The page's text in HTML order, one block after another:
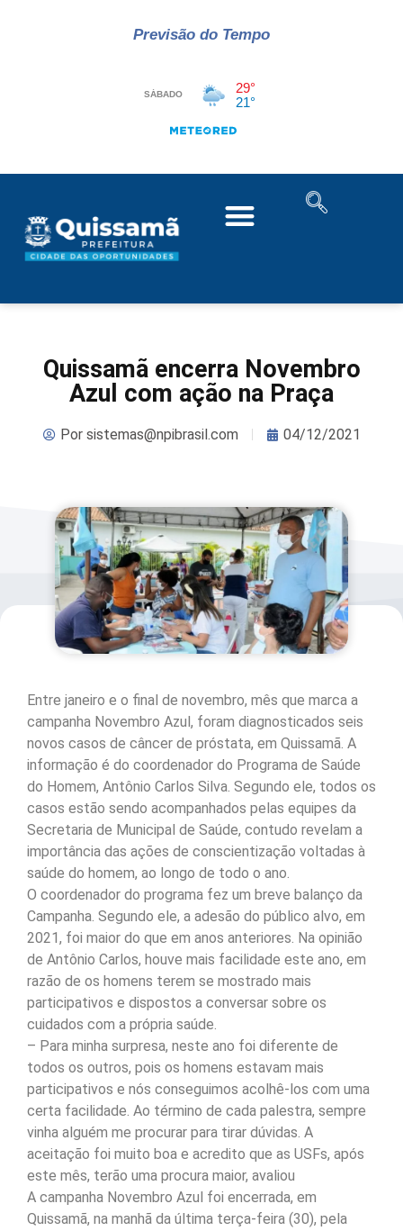
Previsão do Tempo
Quissamã encerra Novembro
Azul com ação na Praça
Porsistemas@npibrasil.com 04/12/2021
Entre janeiro e o final de novembro, mês que marca a
campanha Novembro Azul, foram diagnosticados seis
novos casos de câncer de próstata, em Quissamã. A
informação é do coordenador do Programa de Saúde
do Homem, Antônio Carlos Silva. Segundo ele, todos os
casos estão sendo acompanhados pelas equipes da
Secretaria de Municipal de Saúde, contudo revelam a
importância das ações de conscientização voltadas à
saúde do homem, ao longo de todo o ano.
O coordenador do programa fez um breve balanço da
Campanha. Segundo ele, a adesão do público alvo, em
2021, foi maior do que em anos anteriores. Na opinião
de Antônio Carlos, houve mais facilidade este ano, em
razão de os homens terem se mostrado mais
participativos e dispostos a conversar sobre os
cuidados com a própria saúde.
– Para minha surpresa, neste ano foi diferente de
todos os outros, pois os homens estavam mais
participativos e nós conseguimos acolhê-los com uma
certa facilidade. Ao término de cada palestra, sempre
vinha alguém me procurar para tirar dúvidas. A
aceitação foi muito boa e acredito que as USFs, após
este mês, terão uma procura maior, avaliou
A campanha Novembro Azul foi encerrada, em
Quissamã, na manhã da última terça-feira (30), pela